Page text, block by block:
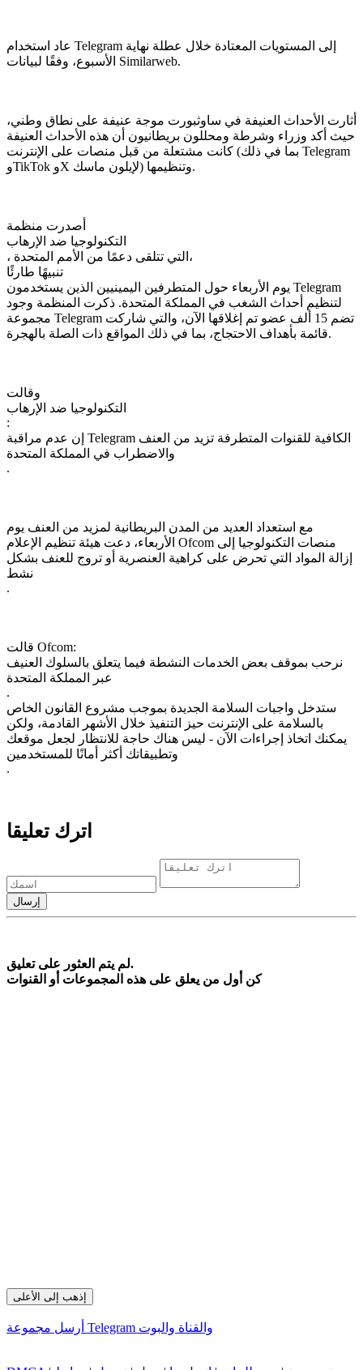
عاد استخدام Telegram إلى المستويات المعتادة خلال عطلة نهاية
الأسبوع، وفقًا لبيانات Similarweb.
أثارت الأحداث العنيفة في ساوثبورت موجة عنيفة على نطاق وطني،
حيث أكد وزراء وشرطة ومحللون بريطانيون أن هذه الأحداث العنيفة
كانت مشتعلة من قبل منصات على الإنترنت (بما في ذلك Telegram
وTikTok وX لإيلون ماسك) وتنظيمها.
أصدرت منظمة
التكنولوجيا ضد الإرهاب
، التي تتلقى دعمًا من الأمم المتحدة،
تنبيهًا طارئًا
يوم الأربعاء حول المتطرفين اليمينيين الذين يستخدمون Telegram
لتنظيم أحداث الشغب في المملكة المتحدة. ذكرت المنظمة وجود
مجموعة Telegram تضم 15 ألف عضو تم إغلاقها الآن، والتي شاركت
قائمة بأهداف الاحتجاج، بما في ذلك المواقع ذات الصلة بالهجرة.
وقالت
التكنولوجيا ضد الإرهاب
:
إن عدم مراقبة Telegram الكافية للقنوات المتطرفة تزيد من العنف
والاضطراب في المملكة المتحدة
.
مع استعداد العديد من المدن البريطانية لمزيد من العنف يوم
الأربعاء، دعت هيئة تنظيم الإعلام Ofcom منصات التكنولوجيا إلى
إزالة المواد التي تحرض على كراهية العنصرية أو تروج للعنف بشكل
نشط
.
قالت Ofcom:
نرحب بموقف بعض الخدمات النشطة فيما يتعلق بالسلوك العنيف
عبر المملكة المتحدة
.
ستدخل واجبات السلامة الجديدة بموجب مشروع القانون الخاص
بالسلامة على الإنترنت حيز التنفيذ خلال الأشهر القادمة، ولكن
يمكنك اتخاذ إجراءات الآن - ليس هناك حاجة للانتظار لجعل موقعك
وتطبيقاتك أكثر أمانًا للمستخدمين
.
اترك تعليقا
لم يتم العثور على تعليق.
كن أول من يعلق على هذه المجموعات أو القنوات
إذهب إلى الأعلى
أرسل مجموعة Telegram والقناة والبوت